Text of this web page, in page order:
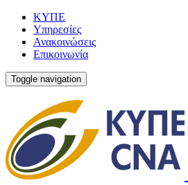
ΚΥΠΕ
Υπηρεσίες
Ανακοινώσεις
Επικοινωνία
Toggle navigation